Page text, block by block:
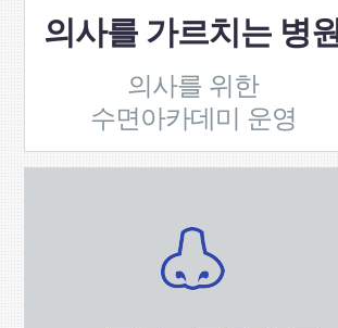
의사를 가르치는 병원
의사를 위한
수면아카데미 운영